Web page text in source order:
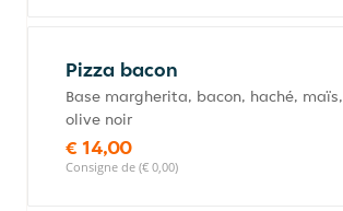
Pizza bacon
Base margherita, bacon, haché, maïs,
olive noir
€ 14,00
Consigne de (€ 0,00)